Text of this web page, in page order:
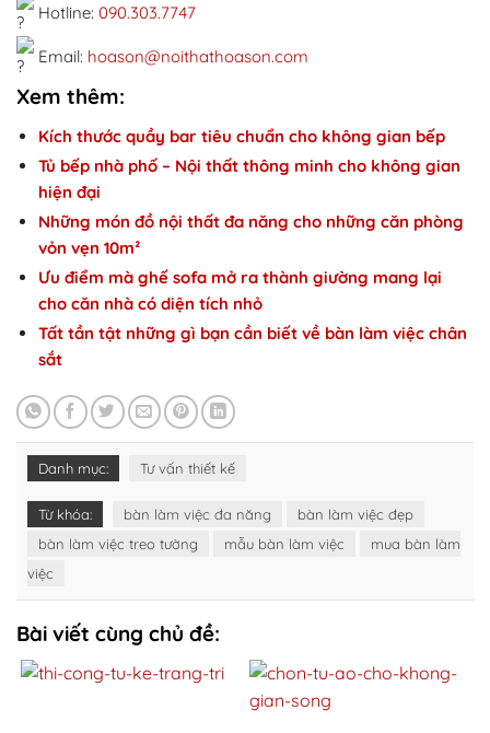
Hotline: 090.303.7747
Email: hoason@noithathoason.com
Xem thêm:
Kích thước quầy bar tiêu chuẩn cho không gian bếp
Tủ bếp nhà phố – Nội thất thông minh cho không gian
hiện đại
Những món đồ nội thất đa năng cho những căn phòng
vỏn vẹn 10m²
Ưu điểm mà ghế sofa mở ra thành giường mang lại
cho căn nhà có diện tích nhỏ
Tất tần tật những gì bạn cần biết về bàn làm việc chân
sắt
Danh mục: Tư vấn thiết kế
Từ khóa: bàn làm việc đa năng
bàn làm việc đẹp
bàn làm việc treo tường
mẫu bàn làm việc
mua bàn làm
việc
Bài viết cùng chủ đề: